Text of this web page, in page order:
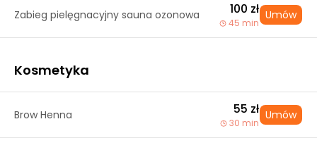
Zabieg pielęgnacyjny sauna ozonowa 100 zł
45 min
Umów
Kosmetyka
Brow Henna 55 zł
30 min
Umów